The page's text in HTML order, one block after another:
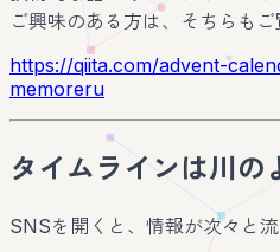
ご興味のある方は、そちらもご
https://qiita.com/advent-
memoreru
タイムラインは川の
SNSを開くと、情報が次々と流